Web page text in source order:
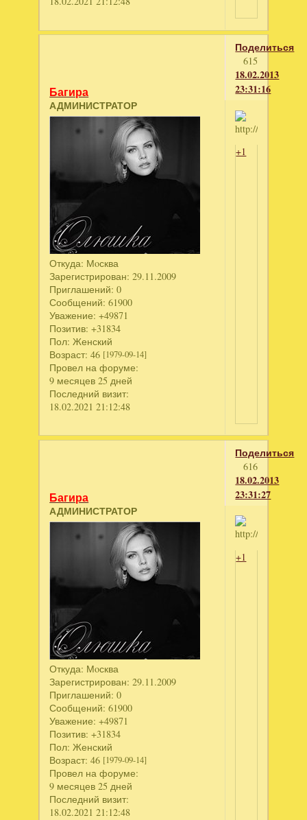
Поделиться
615
18.02.2013
23:31:16
Багира
АДМИНИСТРАТОР
Откуда: Мoсква
Зарегистрирован: 29.11.2009
Приглашений: 0
Сообщений: 61900
Уважение: +49871
Позитив: +31834
Пол: Женский
Возраст: 46 [1979-09-14]
Провел на форуме:
9 месяцев 25 дней
Последний визит:
18.02.2021 21:12:48
+1
Поделиться
616
18.02.2013
23:31:27
Багира
АДМИНИСТРАТОР
Откуда: Мoсква
Зарегистрирован: 29.11.2009
Приглашений: 0
Сообщений: 61900
Уважение: +49871
Позитив: +31834
Пол: Женский
Возраст: 46 [1979-09-14]
Провел на форуме:
9 месяцев 25 дней
Последний визит:
18.02.2021 21:12:48
+1